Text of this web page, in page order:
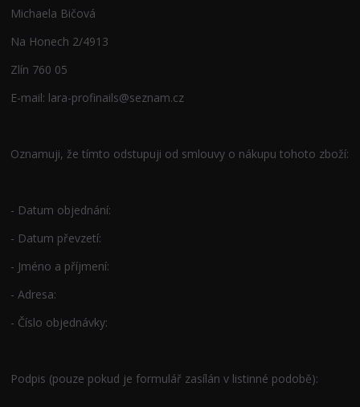
Michaela Bičová
Na Honech 2/4913
Zlín 760 05
E-mail: lara-profinails@seznam.cz
Oznamuji, že tímto odstupuji od smlouvy o nákupu tohoto zboží:
- Datum objednání:
- Datum převzetí:
- Jméno a příjmení:
- Adresa:
- Číslo objednávky:
Podpis (pouze pokud je formulář zasílán v listinné podobě):